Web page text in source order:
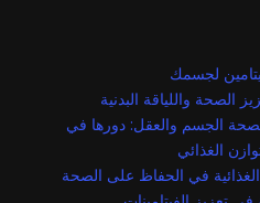
لجسمك
الصحة واللياقة البدنية
لصحة الجسم والعقل: دورها في
الغذائي
في الحفاظ على الصحة